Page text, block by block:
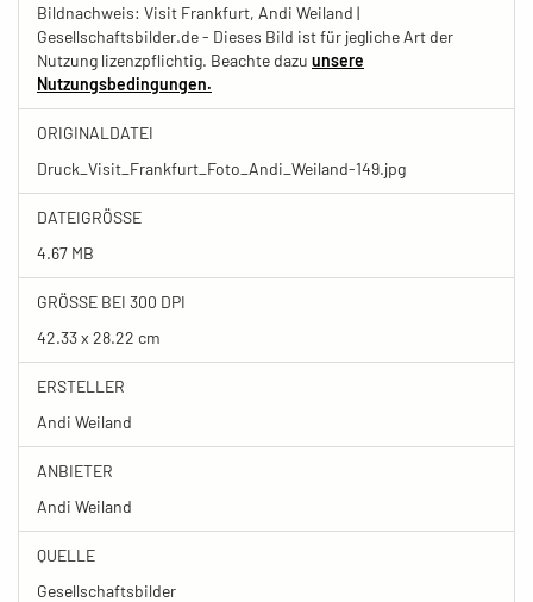
Bildnachweis: Visit Frankfurt, Andi Weiland |
Gesellschaftsbilder.de - Dieses Bild ist für jegliche Art der
Nutzung lizenzpflichtig. Beachte dazu unsere
Nutzungsbedingungen.
ORIGINALDATEI
Druck_Visit_Frankfurt_Foto_Andi_Weiland-149.jpg
DATEIGRÖSSE
4.67 MB
GRÖSSE BEI 300 DPI
42.33 x 28.22 cm
ERSTELLER
Andi Weiland
ANBIETER
Andi Weiland
QUELLE
Gesellschaftsbilder